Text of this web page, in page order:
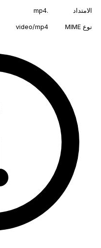
الامتداد .mp4
نوع MIME video/mp4